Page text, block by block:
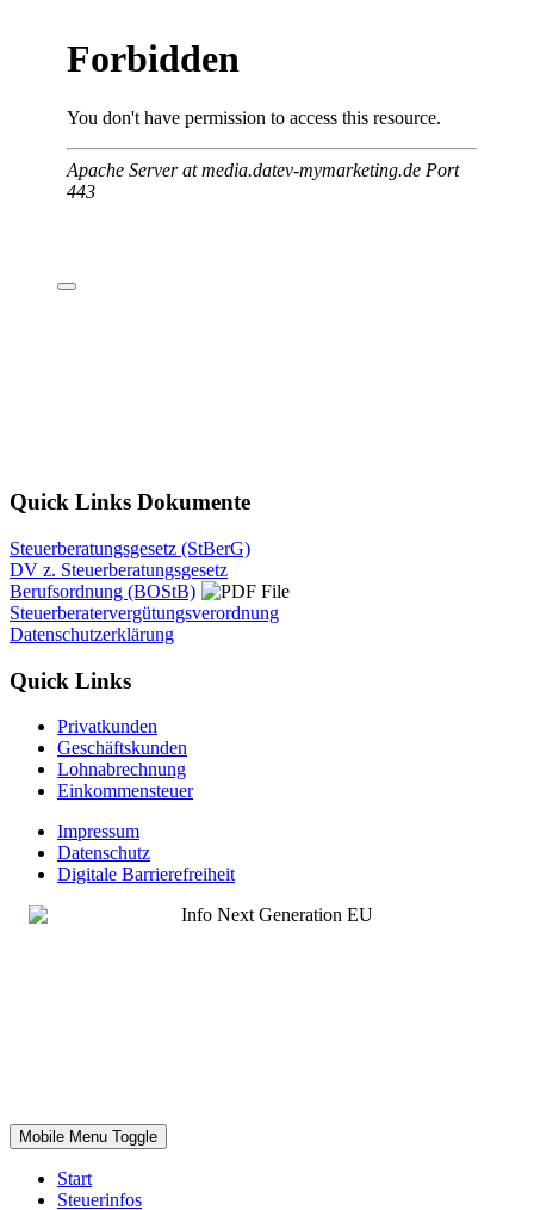
Quick Links Dokumente
Steuerberatungsgesetz (StBerG)
DV z. Steuerberatungsgesetz
Berufsordnung (BOStB)
Steuerberatervergütungsverordnung
Datenschutzerklärung
Quick Links
Privatkunden
Geschäftskunden
Lohnabrechnung
Einkommensteuer
Impressum
Datenschutz
Digitale Barrierefreiheit
Mobile Menu Toggle
Start
Steuerinfos